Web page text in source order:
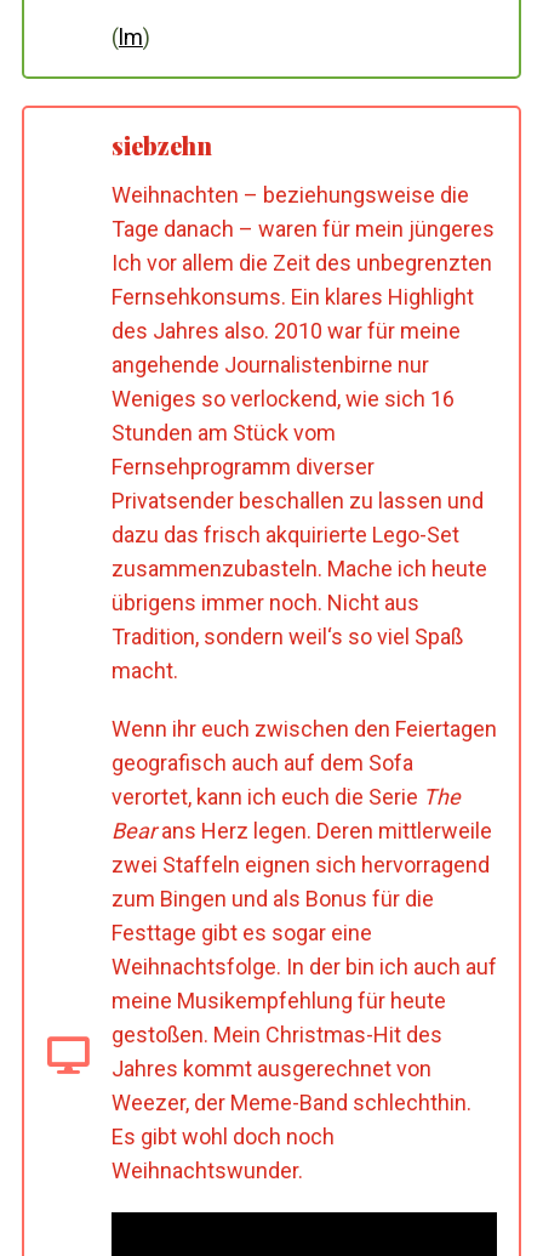
(lm)
siebzehn
Weihnachten – beziehungsweise die
Tage danach – waren für mein jüngeres
Ich vor allem die Zeit des unbegrenzten
Fernsehkonsums. Ein klares Highlight
des Jahres also. 2010 war für meine
angehende Journalistenbirne nur
Weniges so verlockend, wie sich 16
Stunden am Stück vom
Fernsehprogramm diverser
Privatsender beschallen zu lassen und
dazu das frisch akquirierte Lego-Set
zusammenzubasteln. Mache ich heute
übrigens immer noch. Nicht aus
Tradition, sondern weil‘s so viel Spaß
macht.
Wenn ihr euch zwischen den Feiertagen
geografisch auch auf dem Sofa
verortet, kann ich euch die Serie The
Bearans Herz legen. Deren mittlerweile
zwei Staffeln eignen sich hervorragend
zum Bingen und als Bonus für die
Festtage gibt es sogar eine
Weihnachtsfolge. In der bin ich auch auf
meine Musikempfehlung für heute
gestoßen. Mein Christmas-Hit des
Jahres kommt ausgerechnet von
Weezer, der Meme-Band schlechthin.
Es gibt wohl doch noch
Weihnachtswunder.